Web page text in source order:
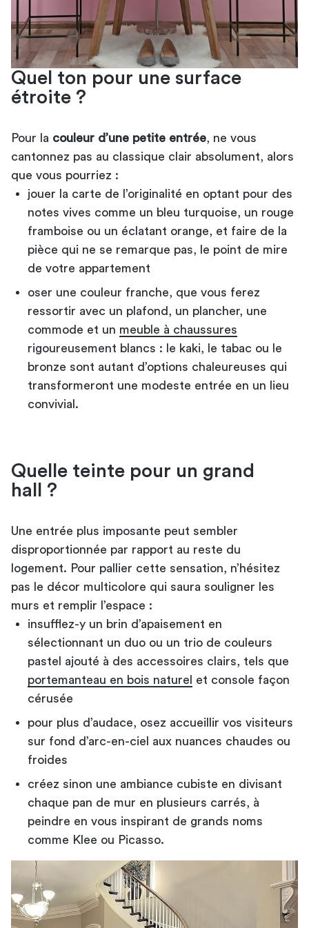
Quel ton pour une surface
étroite ?
Pour la couleur d’une petite entrée , ne vous
cantonnez pas au classique clair absolument, alors
que vous pourriez :
jouer la carte de l’originalité en optant pour des
notes vives comme un bleu turquoise, un rouge
framboise ou un éclatant orange, et faire de la
pièce qui ne se remarque pas, le point de mire
de votre appartement
oser une couleur franche, que vous ferez
ressortir avec un plafond, un plancher, une
commode et un meuble à chaussures
rigoureusement blancs : le kaki, le tabac ou le
bronze sont autant d’options chaleureuses qui
transformeront une modeste entrée en un lieu
convivial.
Quelle teinte pour un grand
hall ?
Une entrée plus imposante peut sembler
disproportionnée par rapport au reste du
logement. Pour pallier cette sensation, n’hésitez
pas le décor multicolore qui saura souligner les
murs et remplir l’espace :
insufflez-y un brin d’apaisement en
sélectionnant un duo ou un trio de couleurs
pastel ajouté à des accessoires clairs, tels que
portemanteau en bois naturel
et console façon
cérusée
pour plus d’audace, osez accueillir vos visiteurs
sur fond d’arc-en-ciel aux nuances chaudes ou
froides
créez sinon une ambiance cubiste en divisant
chaque pan de mur en plusieurs carrés, à
peindre en vous inspirant de grands noms
comme Klee ou Picasso.